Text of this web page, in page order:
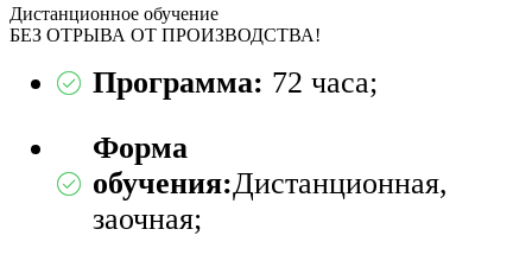
Дистанционное обучение
БЕЗ ОТРЫВА ОТ ПРОИЗВОДСТВА!
Программа: 72 часа;
Форма
обучения:Дистанционная,
заочная;